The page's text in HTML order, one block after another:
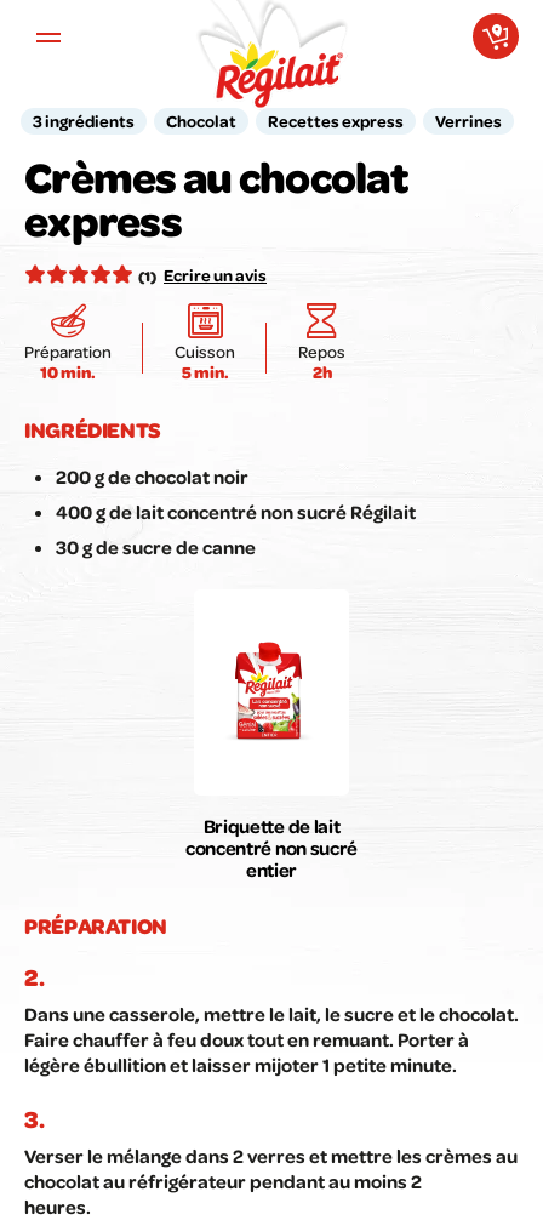
3 ingrédients Chocolat Recettes express Verrines
Crèmes au chocolat
express
(1) Ecrire un avis
Votre avis compte pour nous !
Notez la recette ici :
Envoyer mon avis
Préparation
10 min.
Cuisson
5 min.
Repos
2h
INGRÉDIENTS
200 g de chocolat noir
400 g de lait concentré non sucré Régilait
30 g de sucre de canne
Briquette de lait
concentré non sucré
entier
PRÉPARATION
Dans une casserole, mettre le lait, le sucre et le chocolat.
Faire chauffer à feu doux tout en remuant. Porter à
légère ébullition et laisser mijoter 1 petite minute.
Verser le mélange dans 2 verres et mettre les crèmes au
chocolat au réfrigérateur pendant au moins 2
heures.